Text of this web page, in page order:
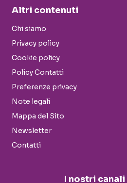
Altri contenuti
Chi siamo
Privacy policy
Cookie policy
Policy Contatti
Preferenze privacy
Note legali
Mappa del Sito
Newsletter
Contatti
I nostri